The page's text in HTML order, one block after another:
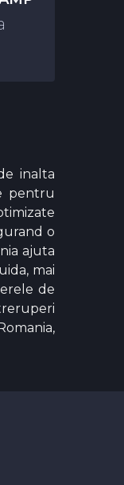
inalta
pentru
o
ajuta
mai
de